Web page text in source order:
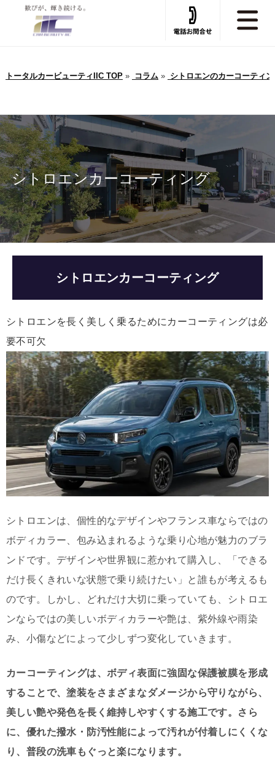
トータルカービューティIIC TOP» コラム» シトロエンのカーコーティ
シトロエンカーコーティング
シトロエンカーコーティング
シトロエンを長く美しく乗るためにカーコーティングは必
要不可欠
シトロエンは、個性的なデザインやフランス車ならではの
ボディカラー、包み込まれるような乗り心地が魅力のブラ
ンドです。デザインや世界観に惹かれて購入し、「できる
だけ長くきれいな状態で乗り続けたい」と誰もが考えるも
のです。しかし、どれだけ大切に乗っていても、シトロエ
ンならではの美しいボディカラーや艶は、紫外線や雨染
み、小傷などによって少しずつ変化していきます。
カーコーティングは、ボディ表面に強固な保護被膜を形成
することで、塗装をさまざまなダメージから守りながら、
美しい艶や発色を長く維持しやすくする施工です。さら
に、優れた撥水・防汚性能によって汚れが付着しにくくな
り、普段の洗車もぐっと楽になります。